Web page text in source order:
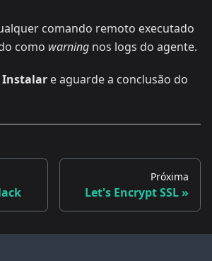
comando remoto executado
como warning nos logs do agente.
Instalar e aguarde a conclusão do
Próxima
Let's Encrypt SSL